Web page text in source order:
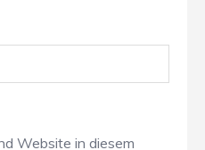
Website in diesem